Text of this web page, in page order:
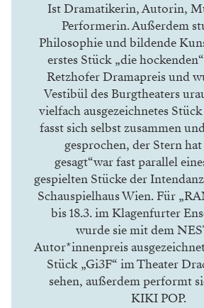
Ist Dramatikerin, Autorin,
Performerin. Außerdem
Philosophie und bildende
erstes Stück „die
Retzhofer Dramapreis und
Vestibül des Burgtheaters
vielfach ausgezeichnetes
fasst sich selbst zusammen
gesprochen, der Stern hat
gesagt“war fast parallel
gespielten Stücke der
Schauspielhaus Wien. Für
bis 18.3. im Klagenfurter
wurde sie mit dem
Autor*innenpreis
Stück „Gi3F“ im Theater
sehen, außerdem performt
KIKI POP.